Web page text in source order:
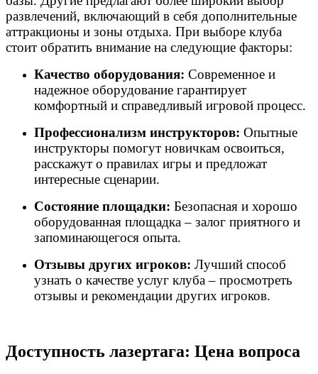
развлечений, включающий в себя дополнительные
аттракционы и зоны отдыха. При выборе клуба
стоит обратить внимание на следующие факторы:
Качество оборудования: Современное и
надежное оборудование гарантирует
комфортный и справедливый игровой процесс.
Профессионализм инструкторов: Опытные
инструкторы помогут новичкам освоиться,
расскажут о правилах игры и предложат
интересные сценарии.
Состояние площадки: Безопасная и хорошо
оборудованная площадка – залог приятного и
запоминающегося опыта.
Отзывы других игроков: Лучший способ
узнать о качестве услуг клуба – просмотреть
отзывы и рекомендации других игроков.
Доступность лазертага: Цена вопроса